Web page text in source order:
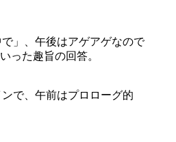
」、午後はアゲアゲなので
った趣旨の回答。
で、午前はプロローグ的